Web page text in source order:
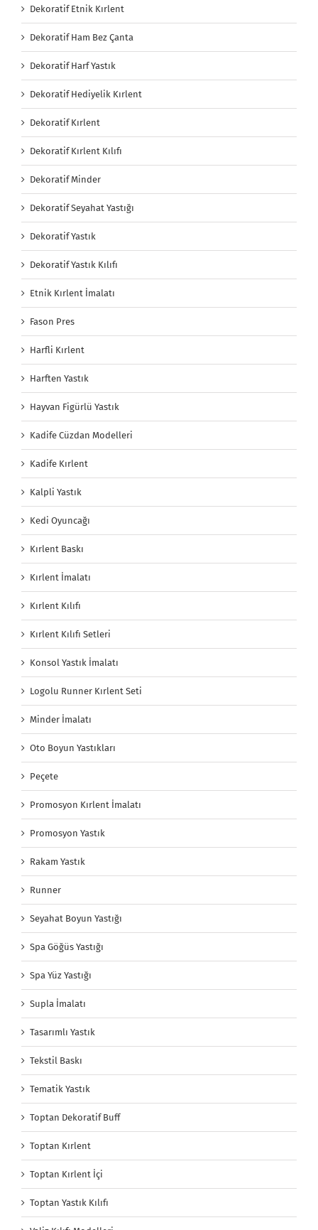
Dekoratif Etnik Kırlent
Dekoratif Ham Bez Çanta
Dekoratif Harf Yastık
Dekoratif Hediyelik Kırlent
Dekoratif Kırlent
Dekoratif Kırlent Kılıfı
Dekoratif Minder
Dekoratif Seyahat Yastığı
Dekoratif Yastık
Dekoratif Yastık Kılıfı
Etnik Kırlent İmalatı
Fason Pres
Harfli Kırlent
Harften Yastık
Hayvan Figürlü Yastık
Kadife Cüzdan Modelleri
Kadife Kırlent
Kalpli Yastık
Kedi Oyuncağı
Kırlent Baskı
Kırlent İmalatı
Kırlent Kılıfı
Kırlent Kılıfı Setleri
Konsol Yastık İmalatı
Logolu Runner Kırlent Seti
Minder İmalatı
Oto Boyun Yastıkları
Peçete
Promosyon Kırlent İmalatı
Promosyon Yastık
Rakam Yastık
Runner
Seyahat Boyun Yastığı
Spa Göğüs Yastığı
Spa Yüz Yastığı
Supla İmalatı
Tasarımlı Yastık
Tekstil Baskı
Tematik Yastık
Toptan Dekoratif Buff
Toptan Kırlent
Toptan Kırlent İçi
Toptan Yastık Kılıfı